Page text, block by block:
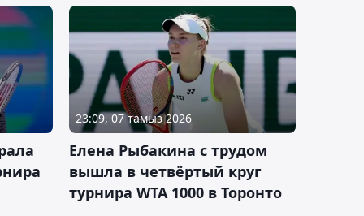
23:09, 07 тамыз 2026
Елена Рыбакина с трудом
вышла в четвёртый круг
турнира WTA 1000 в Торонто